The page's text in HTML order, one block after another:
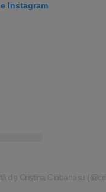
Instagram
de Cristina Ciobanasu